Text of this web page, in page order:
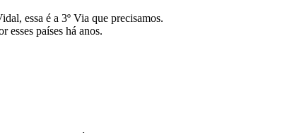
essa é a 3º Via que precisamos.
países há anos.